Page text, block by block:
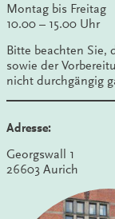
Montag bis Freitag
10.00 – 15.00 Uhr
Bitte beachten Sie,
sowie der
nicht durchgängig
Adresse:
Georgswall 1
26603 Aurich